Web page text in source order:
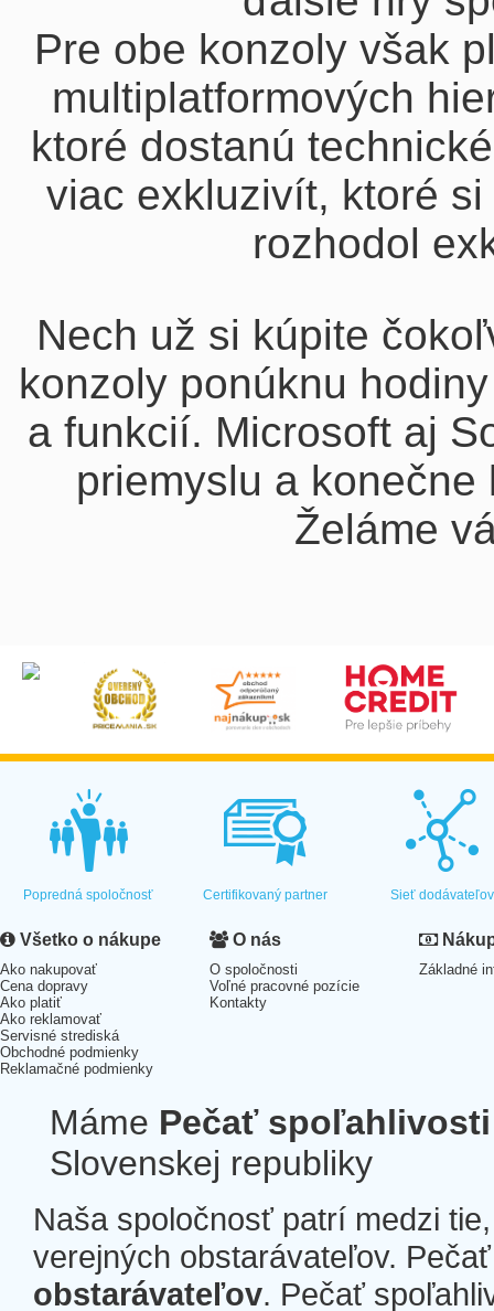
Pre obe konzoly však
multiplatformových
ktoré dostanú
viac exkluzivít, ktoré
rozhodol
Nech už si kúpite
konzoly ponúknu
a funkcií. Microsoft aj
priemyslu a
Želáme
Popredná spoločnosť Certifikovaný partner Sieť dodávateľov
Všetko o nákupe
Ako nakupovať
Cena dopravy
Ako platiť
Ako reklamovať
Servisné strediská
Obchodné podmienky
Reklamačné podmienky
O nás
O spoločnosti
Voľné pracovné pozície
Kontakty
Základné
Máme Pečať spoľahlivosti
Slovenskej republiky
Naša spoločnosť patrí medzi
verejných obstarávateľov.
obstarávateľov. Pečať